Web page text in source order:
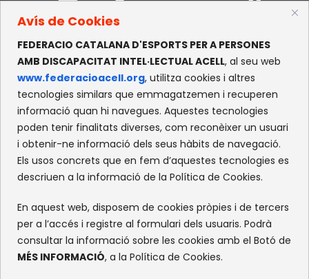
Avís de Cookies
FEDERACIO CATALANA D'ESPORTS PER A PERSONES
AMB DISCAPACITAT INTEL·LECTUAL ACELL, al seu web
www.federacioacell.org, utilitza cookies i altres
tecnologies similars que emmagatzemen i recuperen
informació quan hi navegues. Aquestes tecnologies
poden tenir finalitats diverses, com reconèixer un usuari
i obtenir-ne informació dels seus hàbits de navegació.
Els usos concrets que en fem d’aquestes tecnologies es
descriuen a la informació de la Política de Cookies.
En aquest web, disposem de cookies pròpies i de tercers
per a l’accés i registre al formulari dels usuaris. Podrà
consultar la informació sobre les cookies amb el Botó de
MÉS INFORMACIÓ, a la Política de Cookies.
CONTACTE
c/Olympe de Gouges, S/N
Recinte Mundet
08035 -Barcelona
XARXES SOCIALS